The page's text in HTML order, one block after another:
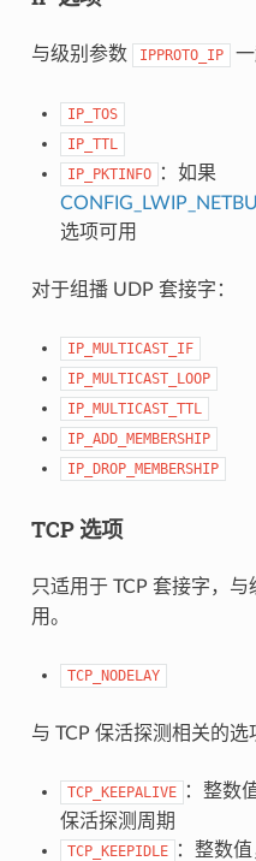
与级别参数 IPPROTO_IP 一
IP_TOS
IP_TTL
IP_PKTINFO
：如果
选项可用
对于组播 UDP 套接字：
IP_MULTICAST_IF
IP_MULTICAST_LOOP
IP_MULTICAST_TTL
IP_ADD_MEMBERSHIP
IP_DROP_MEMBERSHIP
TCP 选项
只适用于 TCP 套接字，与
用。
TCP_NODELAY
与 TCP 保活探测相关的选
TCP_KEEPALIVE
：整数
保活探测周期
TCP_KEEPIDLE ：整数